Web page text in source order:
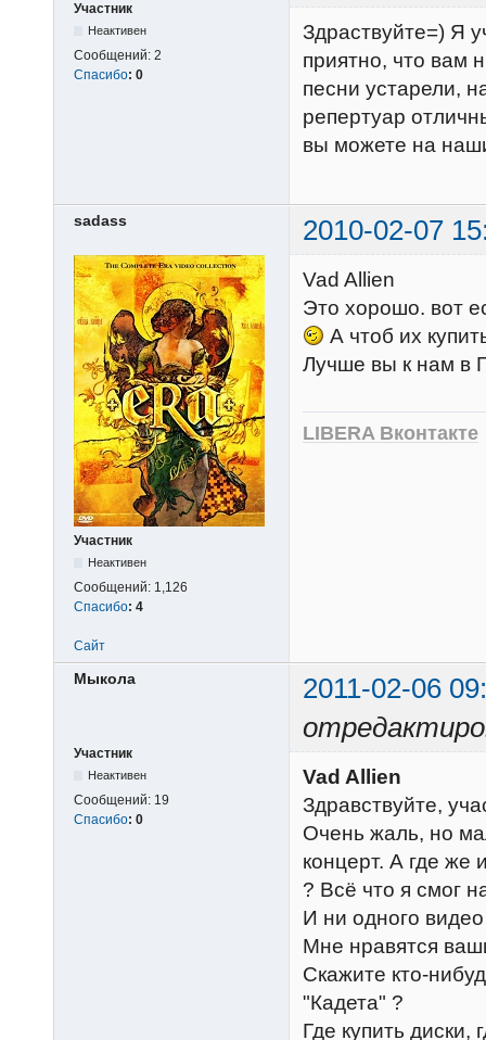
Участник
Неактивен
Сообщений: 2
Спасибо: 0
Здраствуйте=) Я
приятно, что вам
песни устарели,
репертуар
вы можете на
sadass 2010-02-07
Участник
Неактивен
Сообщений: 1,126
Спасибо: 4
Vad Allien
Это хорошо. вот
А чтоб их
Лучше вы к нам в
LIBERA Вконтакте
Сайт
Мыкола
2011-02-06
Участник
Неактивен
Сообщений: 19
Спасибо: 0
Vad Allien
Здравствуйте,
Очень жаль, но
концерт. А где же
? Всё что я смог
И ни одного
Мне нравятся
Скажите кто-
"Кадета" ?
Где купить